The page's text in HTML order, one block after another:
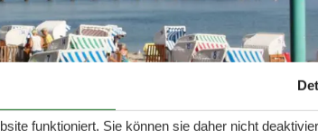
funktioniert, Sie können sie daher nicht